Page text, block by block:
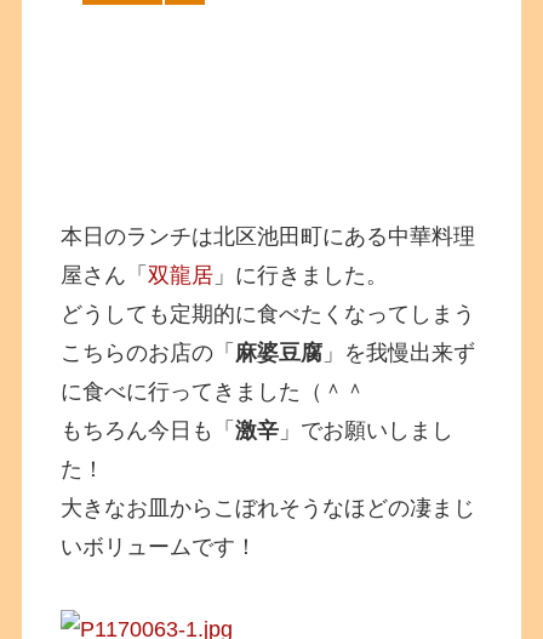
本日のランチは北区池田町にある中華料理
屋さん「双龍居 」に行きました。
どうしても定期的に食べたくなってしまう
こちらのお店の「 麻婆豆腐 」を我慢出来ず
に食べに行ってきました（＾＾
もちろん今日も「激辛 」でお願いしまし
た！
大きなお皿からこぼれそうなほどの凄まじ
いボリュームです！